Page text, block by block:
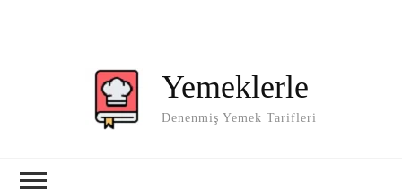
Yemeklerle
Denenmiş Yemek Tarifleri